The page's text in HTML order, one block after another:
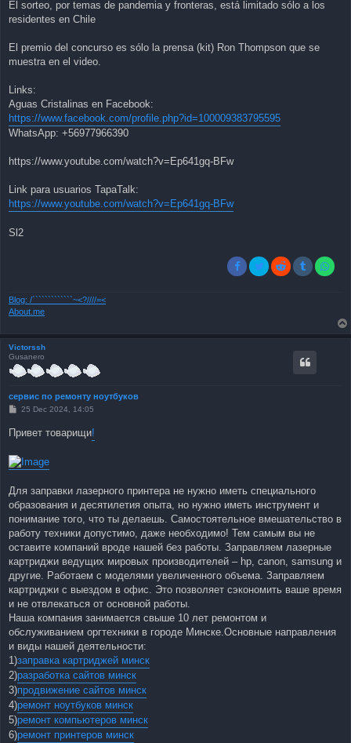
El sorteo, por temas de pandemia y fronteras, está limitado sólo a los
residentes en Chile
El premio del concurso es sólo la prensa (kit) Ron Thompson que se
muestra en el video.
Links:
Aguas Cristalinas en Facebook:
https://www.facebook.com/profile.php?id=100009383795595
WhatsApp: +56977966390
https://www.youtube.com/watch?v=Ep641gq-BFw
Link para usuarios TapaTalk:
https://www.youtube.com/watch?v=Ep641gq-BFw
Sl2
Blog: /`````````````~<?////=<
About.me
Victorssh
Gusanero
сервис по ремонту ноутбуков
P
t
25 Dec 2024, 14:05
Привет товарищи!
Для заправки лазерного принтера не нужно иметь специального
образования и десятилетия опыта, но нужно иметь инструмент и
понимание того, что ты делаешь. Самостоятельное вмешательство в
работу техники допустимо, даже необходимо! Тем самым вы не
оставите компаний вроде нашей без работы. Заправляем лазерные
картриджи ведущих мировых производителей – hp, canon, samsung и
другие. Работаем с моделями увеличенного объема. Заправляем
картриджи с выездом в офис. Это позволяет сэкономить ваше время
и не отвлекаться от основной работы.
Наша компания занимается свыше 10 лет ремонтом и
обслуживанием оргтехники в городе Минске.Основные направления
и виды нашей деятельности:
1)заправка картриджей минск
2)разработка сайтов минск
3)продвижение сайтов минск
4)ремонт ноутбуков минск
5)ремонт компьютеров минск
6)ремонт принтеров минск